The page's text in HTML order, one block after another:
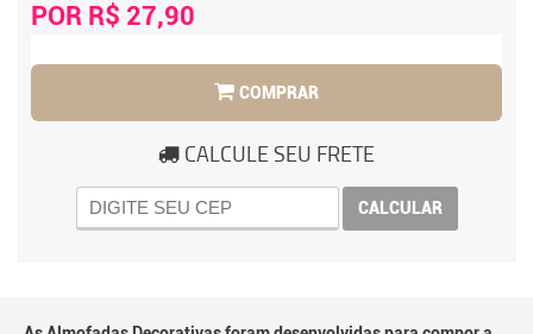
POR R$ 27,90
COMPRAR
CALCULE SEU FRETE
CALCULAR